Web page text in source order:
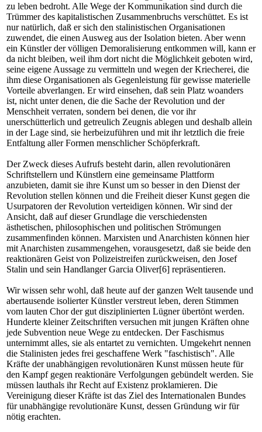
zu leben bedroht. Alle Wege der Kommunikation sind durch die
Trümmer des kapitalistischen Zusammenbruchs verschüttet. Es ist
nur natürlich, daß er sich den stalinistischen Organisationen
zuwendet, die einen Ausweg aus der Isolation bieten. Aber wenn
ein Künstler der völligen Demoralisierung entkommen will, kann er
da nicht bleiben, weil ihm dort nicht die Möglichkeit geboten wird,
seine eigene Aussage zu vermitteln und wegen der Kriecherei, die
ihm diese Organisationen als Gegenleistung für gewisse materielle
Vorteile abverlangen. Er wird einsehen, daß sein Platz woanders
ist, nicht unter denen, die die Sache der Revolution und der
Menschheit verraten, sondern bei denen, die vor ihr
unerschütterlich und getreulich Zeugnis ablegen und deshalb allein
in der Lage sind, sie herbeizuführen und mit ihr letztlich die freie
Entfaltung aller Formen menschlicher Schöpferkraft.
Der Zweck dieses Aufrufs besteht darin, allen revolutionären
Schriftstellern und Künstlern eine gemeinsame Plattform
anzubieten, damit sie ihre Kunst um so besser in den Dienst der
Revolution stellen können und die Freiheit dieser Kunst gegen die
Usurpatoren der Revolution verteidigen können. Wir sind der
Ansicht, daß auf dieser Grundlage die verschiedensten
ästhetischen, philosophischen und politischen Strömungen
zusammenfinden können. Marxisten und Anarchisten können hier
mit Anarchisten zusammengehen, vorausgesetzt, daß sie beide den
reaktionären Geist von Polizeistreifen zurückweisen, den Josef
Stalin und sein Handlanger Garcia Oliver[6] repräsentieren.
Wir wissen sehr wohl, daß heute auf der ganzen Welt tausende und
abertausende isolierter Künstler verstreut leben, deren Stimmen
vom lauten Chor der gut disziplinierten Lügner übertönt werden.
Hunderte kleiner Zeitschriften versuchen mit jungen Kräften ohne
jede Subvention neue Wege zu entdecken. Der Faschismus
unternimmt alles, sie als entartet zu vernichten. Umgekehrt nennen
die Stalinisten jedes frei geschaffene Werk "faschistisch". Alle
Kräfte der unabhängigen revolutionären Kunst müssen heute für
den Kampf gegen reaktionäre Verfolgungen gebündelt werden. Sie
müssen lauthals ihr Recht auf Existenz proklamieren. Die
Vereinigung dieser Kräfte ist das Ziel des Internationalen Bundes
für unabhängige revolutionäre Kunst, dessen Gründung wir für
nötig erachten.